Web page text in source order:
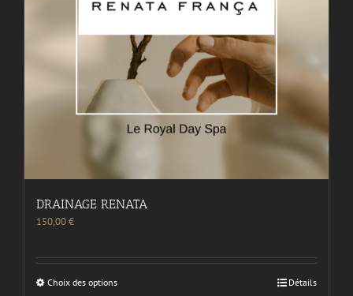
DRAINAGE RENATA
150,00€
Choix des options Détails